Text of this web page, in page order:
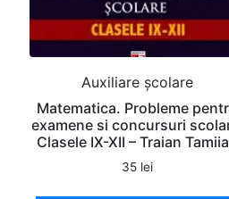
Auxiliare şcolare
Matematica. Probleme
examene si concursuri
Clasele IX-XII – Traian
35 lei